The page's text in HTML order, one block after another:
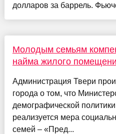
долларов за баррель.
Молодым семьям
найма жилого
Администрация Твери
города о том, что
демографической
реализуется мера
семей – «Пред...